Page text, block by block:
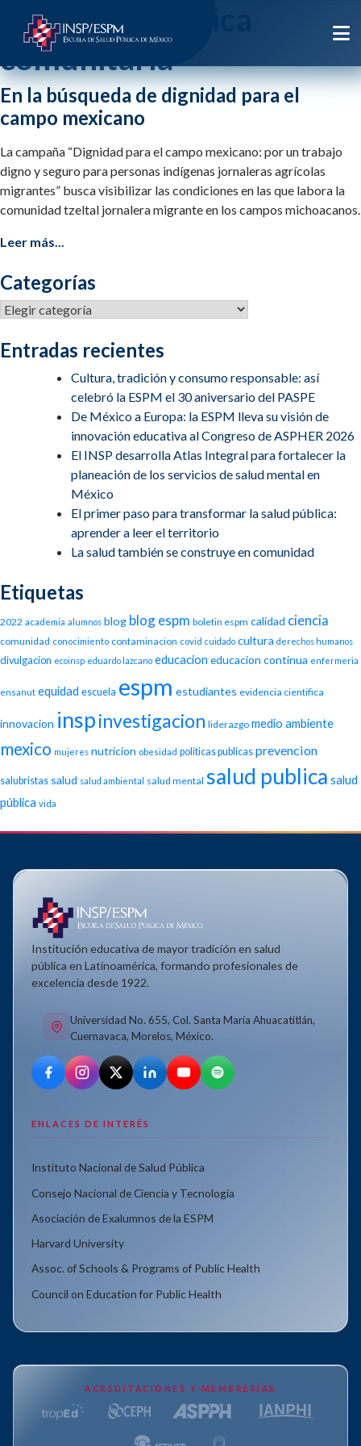
Etiqueta:
comunitaria
En la búsqueda de dignidad para el
campo mexicano
La campaña “Dignidad para el campo mexicano: por un trabajo
digno y seguro para personas indígenas jornaleras agrícolas
migrantes” busca visibilizar las condiciones en las que labora la
comunidad tzeltal jornalera migrante en los campos michoacanos.
Leer más...
Categorías
Categorías
Entradas recientes
Cultura, tradición y consumo responsable: así
celebró la ESPM el 30 aniversario del PASPE
De México a Europa: la ESPM lleva su visión de
innovación educativa al Congreso de ASPHER 2026
El INSP desarrolla Atlas Integral para fortalecer la
planeación de los servicios de salud mental en
México
El primer paso para transformar la salud pública:
aprender a leer el territorio
La salud también se construye en comunidad
Etiquetas
2022 academia alumnos blog blog espm boletin espm calidad ciencia
comunidad conocimiento contaminacion covid cuidado cultura derechos humanos
divulgacion ecoinsp eduardo lazcano educacion educacion continua enfermeria
ensanut equidad escuela espm estudiantes evidencia cientifica
innovacion inspinvestigacion liderazgo medio ambiente
mexico mujeres nutricion obesidad politicas publicas prevencion
salubristas salud salud ambiental salud mental salud publica salud
pública vida
Institución educativa de mayor tradición en salud
pública en Latinoamérica, formando profesionales de
excelencia desde 1922.
Universidad No. 655, Col. Santa María Ahuacatitlán,
Cuernavaca, Morelos, México.
ENLACES DE INTERÉS
Instituto Nacional de Salud Pública
Consejo Nacional de Ciencia y Tecnología
Asociación de Exalumnos de la ESPM
Harvard University
Assoc. of Schools & Programs of Public Health
Council on Education for Public Health
ACREDITACIONES Y MEMBRESÍAS